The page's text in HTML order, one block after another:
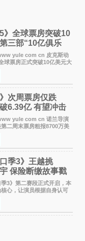
》全球票房突破10
三部“10亿俱乐
com cn 皮克斯动
球票房正式突破10亿美元大
全球累计票房已达10 22亿
献4 48亿美元，中国内地
次周票房仅跌
6.39亿 有望冲击
卖座电影
yule com cn 诺兰导演
二周末票房粗报8700万美
万&rarr;3460万
周1 24亿美元仅下跌29
远超
季3》王越挑
保险断缴故事戳
》第二赛段正式开启，本
心，让演员根据自身认可
中完成一次喜剧创作者之
相当的正面对抗，也有老